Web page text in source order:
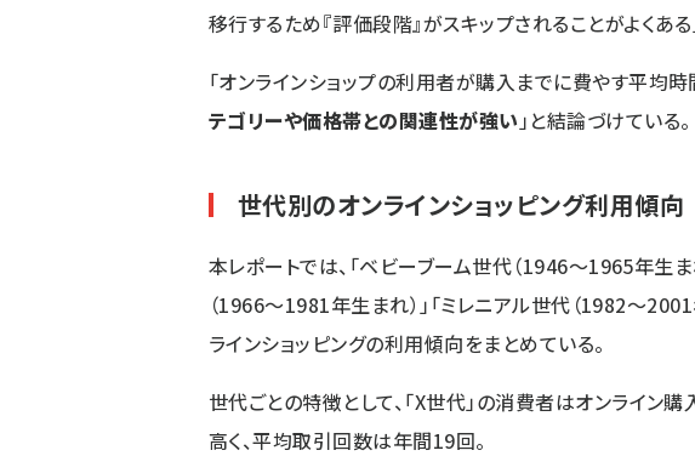
移行するため『評価段階』がスキップされることがよくある
「オンラインショップの利用者が購入までに費やす平均時
テゴリーや価格帯との関連性が強い」と結論づけている。
世代別のオンラインショッピング利用傾向
本レポートでは、「ベビーブーム世代（1946～1965年生ま
（1966～1981年生まれ）」「ミレニアル世代（1982～
ラインショッピングの利用傾向をまとめている。
世代ごとの特徴として、「X世代」の消費者はオンライン
高く、平均取引回数は年間19回。